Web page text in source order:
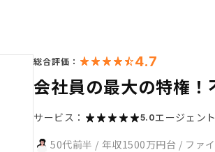
総合評価： 4.7
会社員の最大の特権
サービス： 5.0エージェント
50代前半 / 年収1500万円台 / ファ